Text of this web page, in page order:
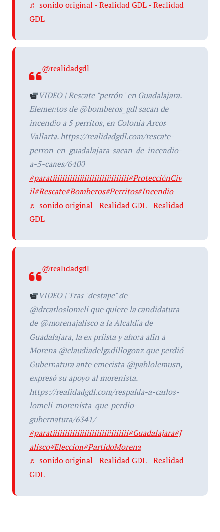
♬ sonido original - Realidad GDL - Realidad
GDL
@realidadgdl
VIDEO | Rescate "perrón" en Guadalajara.
Elementos de @bomberos_gdl sacan de
incendio a 5 perritos, en Colonia Arcos
Vallarta. https://realidadgdl.com/rescate-
perron-en-guadalajara-sacan-de-incendio-
a-5-canes/6400
#paratiiiiiiiiiiiiiiiiiiiiiiiiiiiiiii#ProtecciónCiv
il#Rescate#Bomberos#Perritos#Incendio
♬ sonido original - Realidad GDL - Realidad
GDL
@realidadgdl
VIDEO | Tras "destape" de
@drcarloslomeli que quiere la candidatura
de @morenajalisco a la Alcaldía de
Guadalajara, la ex priista y ahora afín a
Morena @claudiadelgadillogonz que perdió
Gubernatura ante emecista @pablolemusn,
expresó su apoyo al morenista.
https://realidadgdl.com/respalda-a-carlos-
lomeli-morenista-que-perdio-
gubernatura/6341/
#paratiiiiiiiiiiiiiiiiiiiiiiiiiiiiiii#Guadalajara#J
alisco#Eleccion#PartidoMorena
♬ sonido original - Realidad GDL - Realidad
GDL